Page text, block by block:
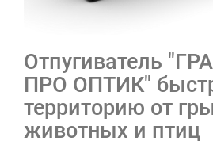
Отпугиватель
ПРО ОПТИК"
территорию от
животных и птиц